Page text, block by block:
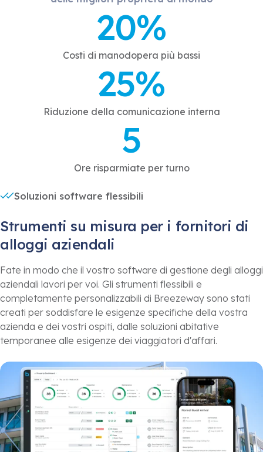
20%
Costi di manodopera più bassi
25%
Riduzione della comunicazione interna
5
Ore risparmiate per turno
Soluzioni software flessibili
Strumenti su misura per i fornitori di
alloggi aziendali
Fate in modo che il vostro software di gestione degli alloggi
aziendali lavori per voi. Gli strumenti flessibili e
completamente personalizzabili di Breezeway sono stati
creati per soddisfare le esigenze specifiche della vostra
azienda e dei vostri ospiti, dalle soluzioni abitative
temporanee alle esigenze dei viaggiatori d'affari.